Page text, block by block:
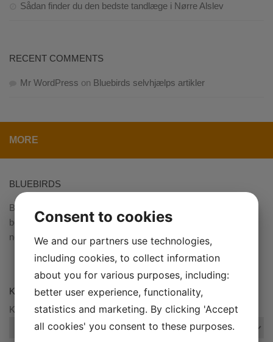
Sådan finder du den bedste tandlæge i Nørre Alslev
RECENT COMMENTS
Mr WordPress on Bluebirds selvhjælps artikler
MORE
BLUEBIRDS
Bluebird er en blog, hvor du kan finde indlæg om bl.a. økonomi,
bolig, sundhed og elektronik. Vores mål med siden er, at skabe
noget interesse omkring de ovenstående emner.
KATEGORIER
Kategorier
Consent to cookies
We and our partners use technologies,
including cookies, to collect information
about you for various purposes, including:
better user experience, functionality,
statistics and marketing. By clicking 'Accept
all cookies' you consent to these purposes.